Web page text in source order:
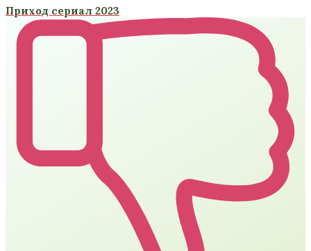
Приход сериал 2023